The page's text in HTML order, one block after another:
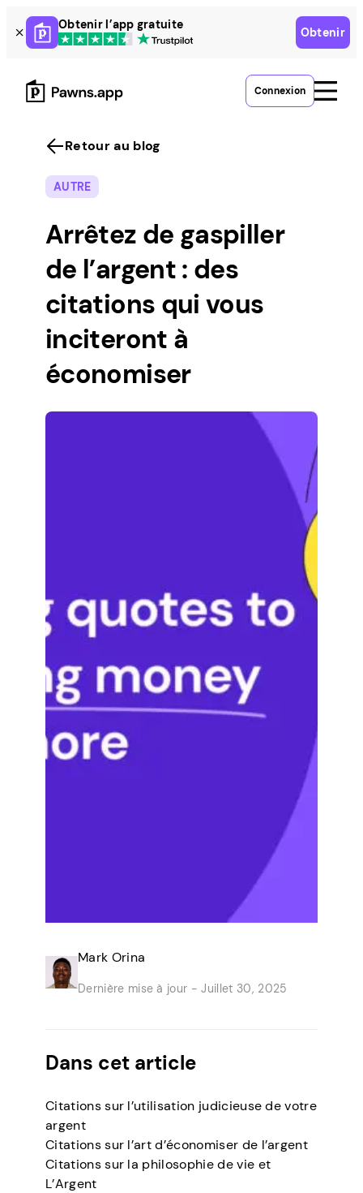
Skip
to
content
Obtenir l’app gratuite
Obtenir
Connexion
Retour au blog
AUTRE
Arrêtez de gaspiller
de l’argent : des
citations qui vous
inciteront à
économiser
Mark Orina
Dernière mise à jour - Juillet 30, 2025
Dans cet article
Citations sur l’utilisation judicieuse de votre
argent
Citations sur l’art d’économiser de l’argent
Citations sur la philosophie de vie et
L’Argent